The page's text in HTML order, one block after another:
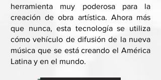
herramienta muy poderosa para la
creación de obra artística. Ahora más
que nunca, esta tecnología se utiliza
cómo vehículo de difusión de la nueva
música que se está creando el América
Latina y en el mundo.